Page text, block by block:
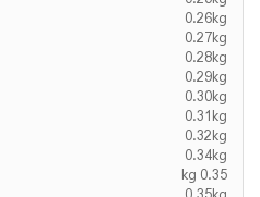
0.26kg
0.27kg
0.28kg
0.29kg
0.30kg
0.31kg
0.32kg
0.34kg
0.35 kg